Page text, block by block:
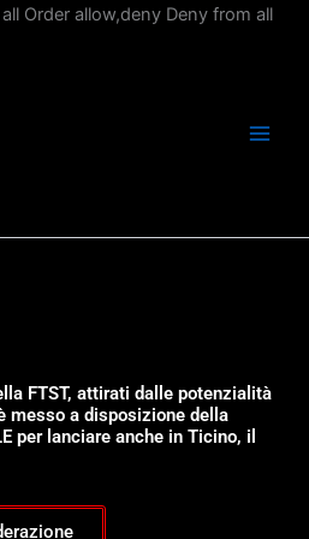
Order allow,deny Deny from allVai
FTST, attirati dalle potenzialità
messo a disposizione della
per lanciare anche in Ticino, il